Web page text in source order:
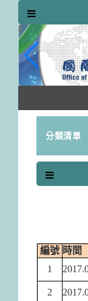
分類清單
編號 時間
1
2